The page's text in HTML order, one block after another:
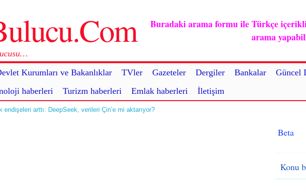
Kurumları ve Bakanlıklar TVler Gazeteler Dergiler Bankalar Güncel
haberleri
Turizm haberleri Emlak haberleri İletişim
Buradaki arama formu ile Türkçe
arama
endişeleri arttı: DeepSeek, verileri Çin’e mi aktarıyor?
Beta
Konu